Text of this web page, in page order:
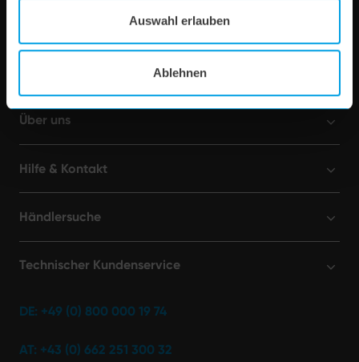
Auswahl erlauben
Ablehnen
Über uns
Hilfe & Kontakt
Händlersuche
Technischer Kundenservice
DE: +49 (0) 800 000 19 74
AT: +43 (0) 662 251 300 32